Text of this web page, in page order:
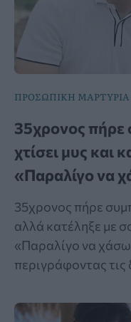
ΠΡΟΣΩΠΙΚΗ ΜΑΡΤΥΡΙΑ
35χρονος πήρε
χτίσει μυς και
«Παραλίγο να
35χρονος πήρε
αλλά κατέληξε με
«Παραλίγο να χάσω
περιγράφοντας τις